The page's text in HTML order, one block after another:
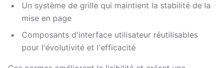
Un système de grille qui maintient la stabilité de la
mise en page
Composants d'interface utilisateur réutilisables
pour l'évolutivité et l'efficacité